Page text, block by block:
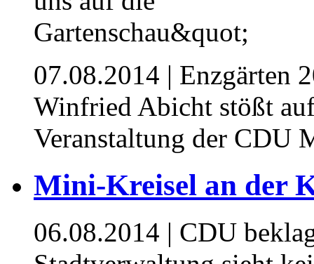
07.08.2014 | Enzgärten
Winfried Abicht stößt
Veranstaltung der CDU
Mini-Kreisel an der
06.08.2014 | CDU